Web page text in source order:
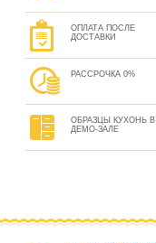
ОПЛАТА ПОСЛЕ
ДОСТАВКИ
РАССРОЧКА 0%
ОБРАЗЦЫ КУХОНЬ В
ДЕМО-ЗАЛЕ